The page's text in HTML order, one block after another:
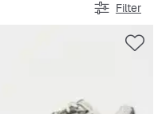
Filter